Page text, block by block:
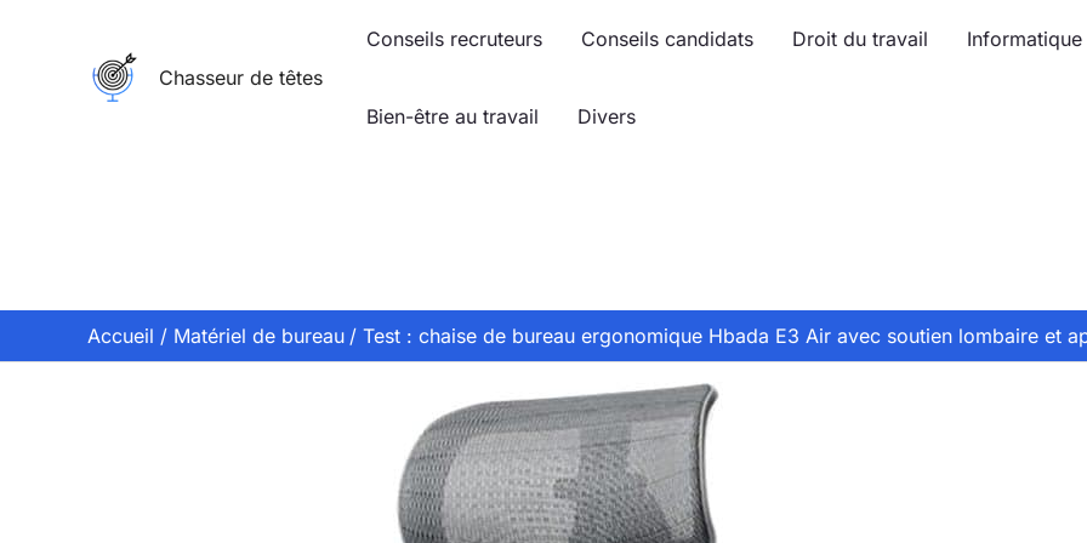
Chasseur de têtes
Conseils recruteurs Conseils candidats Droit du travail
Bien-être au travail Divers
Accueil Matériel de bureau Test : chaise de bureau ergonomique Hbada E3 Air avec soutien lombaire et